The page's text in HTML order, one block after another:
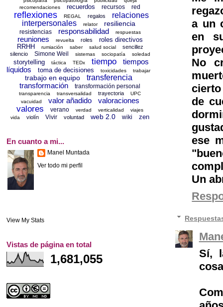
a un
en
No
cierto
de
ese
Un
Sí,
recomendaciones
recuerdos recursos red
reflexiones REGAL regalos
relaciones
interpersonales
relator resiliencia
resistencias responsabilidad respuestas
reuniones revuelta roles
roles directivos
RRHH
rumiación saber salud social
sencillez
silencio
Simone Weil sistemas sociopatía soledad
storytelling táctica TEDx tiempo
tiempos
líquidos
toma de decisiones toxicidades trabajar
trabajo en equipo
transferencia
transformación
transformación personal
transparencia transversalidad trayectoria
UPC
vacuidad
valor añadido valoraciones
valores verano verdad verticalidad
viajes
vida
violín Vivir voluntad web 2.0 wiki zen
En cuanto a mi...
Manel Muntada
Ver todo mi perfil
View My Stats
Vistas de página en total
1,681,055